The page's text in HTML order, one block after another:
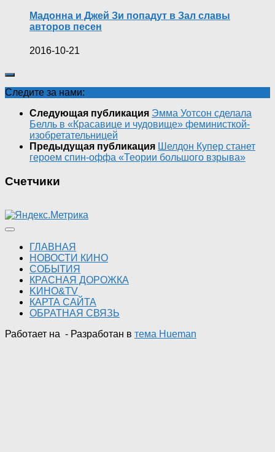
Мадонна и Джей Зи попадут в Зал славы
авторов песен
2016-10-21
Следите за нами:
Следующая публикация Эмма Уотсон сделала
Белль в «Красавице и чудовище» феминисткой-
изобретательницей
Предыдущая публикация Шелдон Купер станет
героем спин-оффа «Теории большого взрыва»
Счетчики
ГЛАВНАЯ
НОВОСТИ КИНО
СОБЫТИЯ
КРАСНАЯ ДОРОЖКА
KИНО&TV
КАРТА САЙТА
ОБРАТНАЯ СВЯЗЬ
Работает на - Разработан в тема Hueman